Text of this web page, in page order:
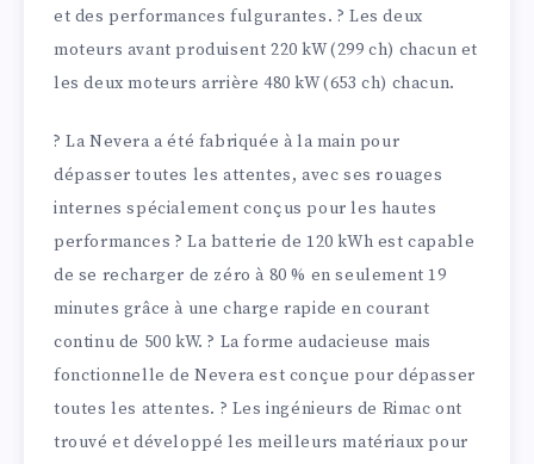
et des performances fulgurantes. ? Les deux
moteurs avant produisent 220 kW (299 ch) chacun et
les deux moteurs arrière 480 kW (653 ch) chacun.
? La Nevera a été fabriquée à la main pour
dépasser toutes les attentes, avec ses rouages
internes spécialement conçus pour les hautes
performances ? La batterie de 120 kWh est capable
de se recharger de zéro à 80 % en seulement 19
minutes grâce à une charge rapide en courant
continu de 500 kW. ? La forme audacieuse mais
fonctionnelle de Nevera est conçue pour dépasser
toutes les attentes. ? Les ingénieurs de Rimac ont
trouvé et développé les meilleurs matériaux pour